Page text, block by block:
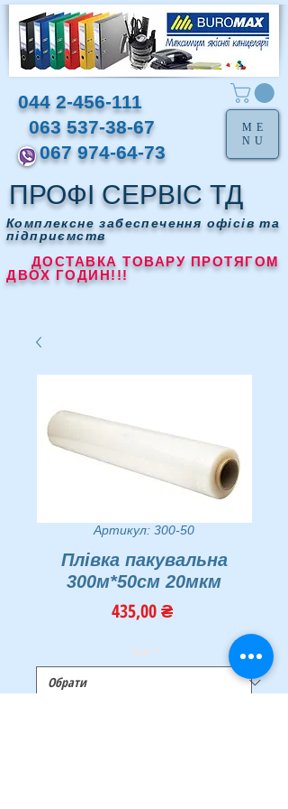
ПРОФІ СЕРВІС ТД
Комплексне забеспечення офісів та
підприємств
ДОСТАВКА ТОВАРУ ПРОТЯГОМ
ДВОХ ГОДИН!!!
044 2-456-111
063 537-38-67
067 974-64-73
ME
NU
Артикул: 300-50
Плівка пакувальна
300м*50см 20мкм
435,00 ₴Ціна
Тип *